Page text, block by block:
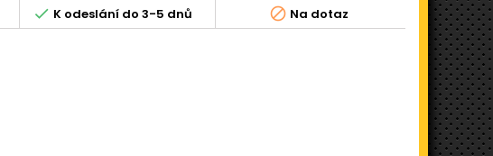
 K odeslání do 3-5 dnů  Na dotaz 